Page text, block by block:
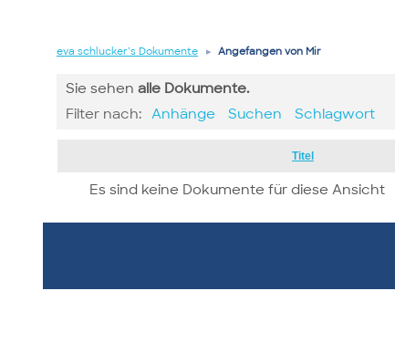
eva schlucker’s Dokumente ▸ Angefangen von Mir
Sie sehen alle Dokumente.
Filter nach: Anhänge Suchen Schlagwort
Titel
Es sind keine Dokumente für diese Ansicht